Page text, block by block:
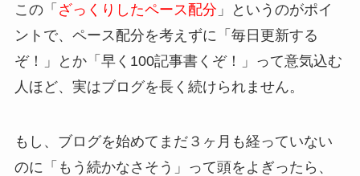
この「 ざっくりしたペース配分 」というのがポイ
ントで、ペース配分を考えずに「毎日更新する
ぞ！」とか「早く100記事書くぞ！」って意気込む
人ほど、実はブログを長く続けられません。
もし、ブログを始めてまだ３ヶ月も経っていない
のに「もう続かなさそう」って頭をよぎったら、